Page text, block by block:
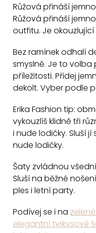
Růžová přináší
Růžová přináší
outfitu. Je
Bez ramínek odhalí
smyslně. Je to
příležitosti. Přidej
dekolt. Vyber podle
Erika Fashion tip:
vykouzlíš klidně tři
i nude lodičky. Sluší
nude lodičky.
Šaty zvládnou
Sluší na běžné
ples i letní party.
Podívej se i na
elegantní tyrkysové